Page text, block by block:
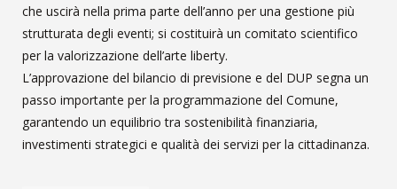
che uscirà nella prima parte dell’anno per una gestione più
strutturata degli eventi; si costituirà un comitato scientifico
per la valorizzazione dell’arte liberty.
L’approvazione del bilancio di previsione e del DUP segna un
passo importante per la programmazione del Comune,
garantendo un equilibrio tra sostenibilità finanziaria,
investimenti strategici e qualità dei servizi per la cittadinanza.